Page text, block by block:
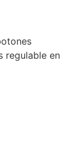
regulable en